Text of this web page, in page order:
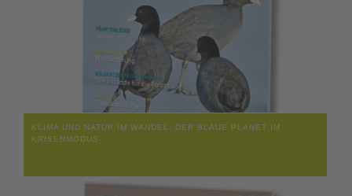
KLIMA UND NATUR IM WANDEL: DER BLAUE PLANET IM
KRISENMODUS